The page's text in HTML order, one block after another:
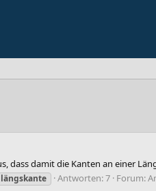
dass damit die Kanten an einer
längskante Antworten: 7 Forum: